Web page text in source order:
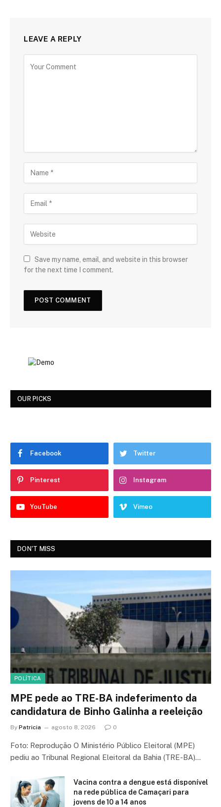
LEAVE A REPLY
Save my name, email, and website in this browser
for the next time I comment.
OUR PICKS
Facebook Twitter
Pinterest Instagram
YouTube Vimeo
DON'T MISS
POLÍTICA
MPE pede ao TRE-BA indeferimento da
candidatura de Binho Galinha a reeleição
By Patricia agosto 8, 2026 0
Foto: Reprodução O Ministério Público Eleitoral (MPE)
pediu ao Tribunal Regional Eleitoral da Bahia (TRE-BA)…
Vacina contra a dengue está disponível
na rede pública de Camaçari para
jovens de 10 a 14 anos